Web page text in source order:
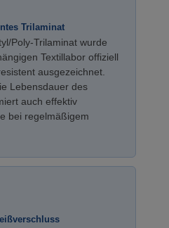
Trilaminat
Poly-Trilaminat wurde
Textillabor offiziell
ausgezeichnet.
Lebensdauer des
auch effektiv
bei regelmäßigem